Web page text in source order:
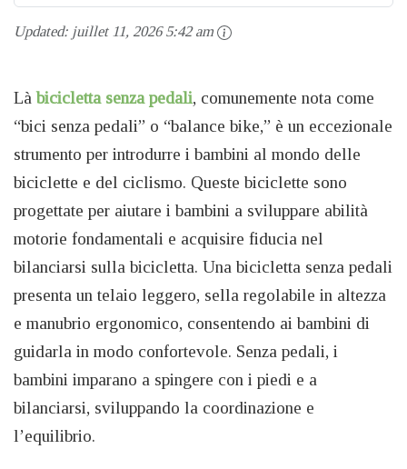
Updated: juillet 11, 2026 5:42 am
Làbicicletta senza pedali, comunemente nota come
“bici senza pedali” o “balance bike,” è un eccezionale
strumento per introdurre i bambini al mondo delle
biciclette e del ciclismo. Queste biciclette sono
progettate per aiutare i bambini a sviluppare abilità
motorie fondamentali e acquisire fiducia nel
bilanciarsi sulla bicicletta. Una bicicletta senza pedali
presenta un telaio leggero, sella regolabile in altezza
e manubrio ergonomico, consentendo ai bambini di
guidarla in modo confortevole. Senza pedali, i
bambini imparano a spingere con i piedi e a
bilanciarsi, sviluppando la coordinazione e
l’equilibrio.